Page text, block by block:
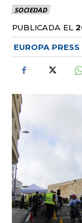
SOCIEDAD
PUBLICADA EL
EUROPA PRESS